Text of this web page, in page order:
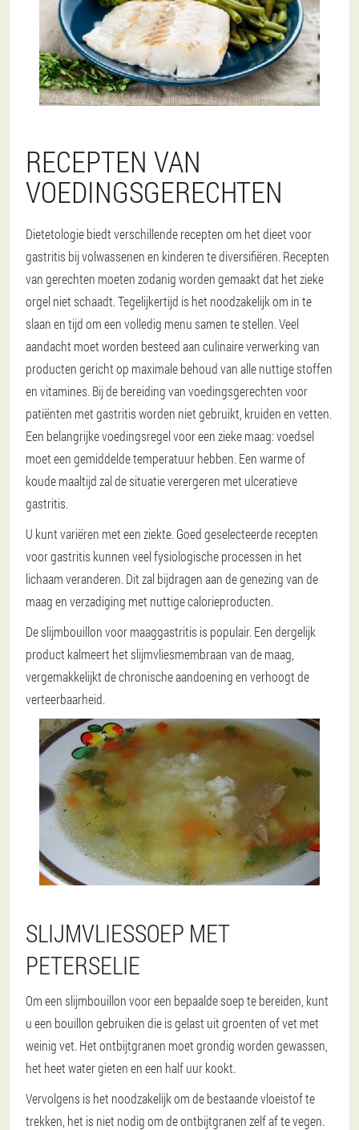
RECEPTEN VAN
VOEDINGSGERECHTEN
Dietetologie biedt verschillende recepten om het dieet voor
gastritis bij volwassenen en kinderen te diversifiëren. Recepten
van gerechten moeten zodanig worden gemaakt dat het zieke
orgel niet schaadt. Tegelijkertijd is het noodzakelijk om in te
slaan en tijd om een volledig menu samen te stellen. Veel
aandacht moet worden besteed aan culinaire verwerking van
producten gericht op maximale behoud van alle nuttige stoffen
en vitamines. Bij de bereiding van voedingsgerechten voor
patiënten met gastritis worden niet gebruikt, kruiden en vetten.
Een belangrijke voedingsregel voor een zieke maag: voedsel
moet een gemiddelde temperatuur hebben. Een warme of
koude maaltijd zal de situatie verergeren met ulceratieve
gastritis.
U kunt variëren met een ziekte. Goed geselecteerde recepten
voor gastritis kunnen veel fysiologische processen in het
lichaam veranderen. Dit zal bijdragen aan de genezing van de
maag en verzadiging met nuttige calorieproducten.
De slijmbouillon voor maaggastritis is populair. Een dergelijk
product kalmeert het slijmvliesmembraan van de maag,
vergemakkelijkt de chronische aandoening en verhoogt de
verteerbaarheid.
SLIJMVLIESSOEP MET
PETERSELIE
Om een slijmbouillon voor een bepaalde soep te bereiden, kunt
u een bouillon gebruiken die is gelast uit groenten of vet met
weinig vet. Het ontbijtgranen moet grondig worden gewassen,
het heet water gieten en een half uur kookt.
Vervolgens is het noodzakelijk om de bestaande vloeistof te
trekken, het is niet nodig om de ontbijtgranen zelf af te vegen.